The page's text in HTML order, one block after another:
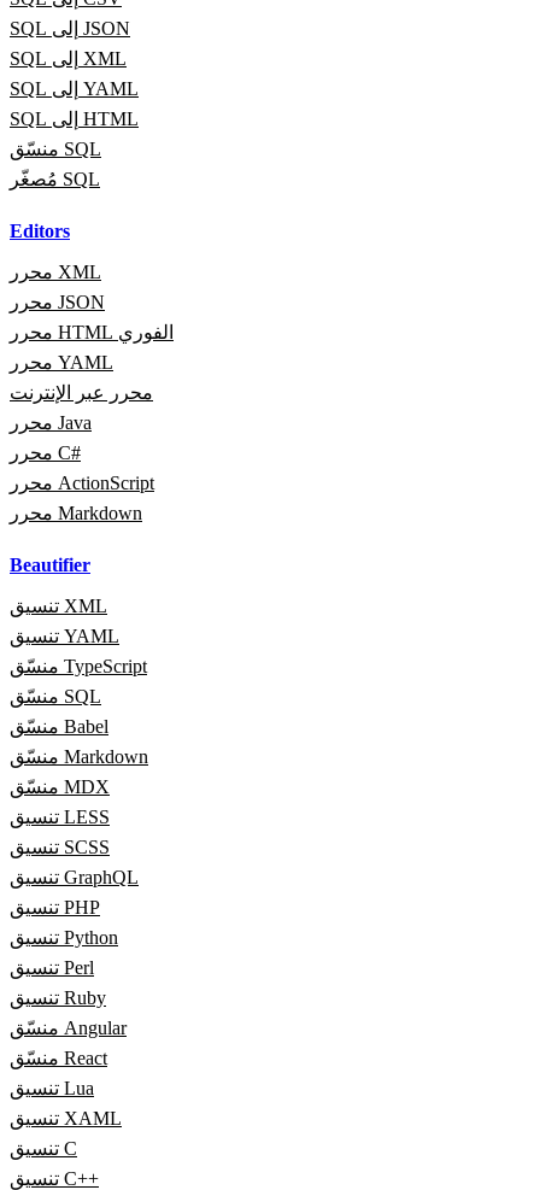
SQL إلى JSON
SQL إلى XML
SQL إلى YAML
SQL إلى HTML
منسّق SQL
مُصغّر SQL
Editors
محرر XML
محرر JSON
محرر HTML الفوري
محرر YAML
محرر عبر الإنترنت
محرر Java
محرر C#
محرر ActionScript
محرر Markdown
Beautifier
تنسيق XML
تنسيق YAML
منسّق TypeScript
منسّق SQL
منسّق Babel
منسّق Markdown
منسّق MDX
تنسيق LESS
تنسيق SCSS
تنسيق GraphQL
تنسيق PHP
تنسيق Python
تنسيق Perl
تنسيق Ruby
منسّق Angular
منسّق React
تنسيق Lua
تنسيق XAML
تنسيق C
تنسيق C++